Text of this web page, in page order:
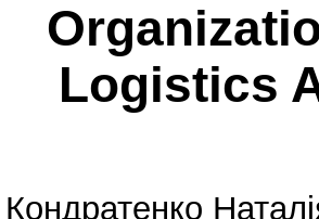
Logistics
Кондратенко